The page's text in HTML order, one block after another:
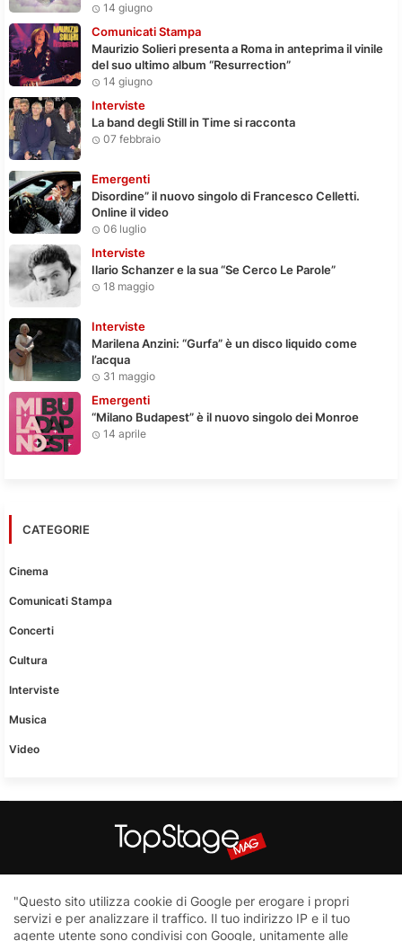
14 giugno
Comunicati Stampa
Maurizio Solieri presenta a Roma in anteprima il vinile
del suo ultimo album “Resurrection”
14 giugno
Interviste
La band degli Still in Time si racconta
07 febbraio
Emergenti
Disordine” il nuovo singolo di Francesco Celletti.
Online il video
06 luglio
Interviste
Ilario Schanzer e la sua “Se Cerco Le Parole”
18 maggio
Interviste
Marilena Anzini: “Gurfa” è un disco liquido come
l’acqua
31 maggio
Emergenti
“Milano Budapest” è il nuovo singolo dei Monroe
14 aprile
CATEGORIE
Cinema
Comunicati Stampa
Concerti
Cultura
Interviste
Musica
Video
aggiornato senza nessuna periodicità. Non può pertanto
considerarsi un prodotto editoriale ai sensi della legge n.62 del
7.03.2001
"Questo sito utilizza cookie di Google per erogare i propri
servizi e per analizzare il traffico. Il tuo indirizzo IP e il tuo
agente utente sono condivisi con Google, unitamente alle